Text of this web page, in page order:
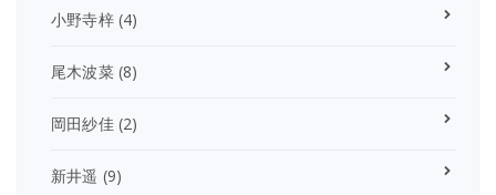
小野寺梓(4)
尾木波菜(8)
岡田紗佳(2)
新井遥 (9)